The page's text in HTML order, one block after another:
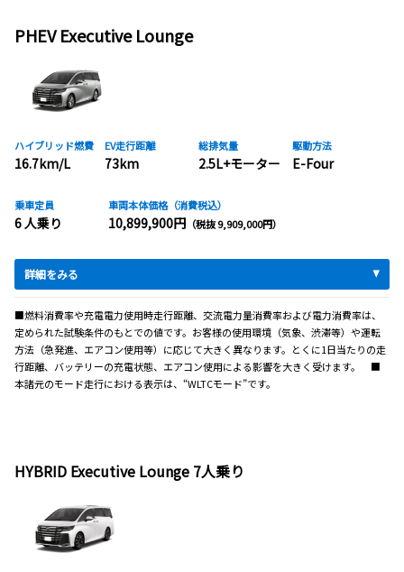
PHEV Executive Lounge
ハイブリッド燃費
16.7km/L
EV走行距離
73km
総排気量
2.5L+モーター
駆動方法
E-Four
乗車定員
6 人乗り
車両本体価格（消費税込）
10,899,900円 （税抜 9,909,000円）
詳細をみる
■燃料消費率や充電電力使用時走行距離、交流電力量消費率および電力消費率は、
定められた試験条件のもとでの値です。お客様の使用環境（気象、渋滞等）や運転
方法（急発進、エアコン使用等）に応じて大きく異なります。とくに1日当たりの走
行距離、バッテリーの充電状態、エアコン使用による影響を大きく受けます。 ■
本諸元のモード走行における表示は、“WLTCモード”です。
HYBRID Executive Lounge 7人乗り